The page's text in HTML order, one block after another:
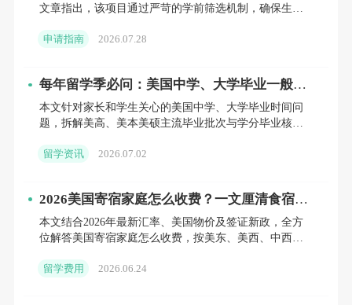
期刊特色：由中学生主导的科学研究期
刊，被多所美国优质大学承认，所有投稿文章
均由学生编辑和评审。
网址：https://www.jsr.org/
参与对象：面向高中生和大学生，国籍和
文章指出，该项目通过严苛的学前筛选机制，确保生源
化培训。内容
申请指南 2026.07.28
每年留学季必问：美国中学、大学毕业一般是
什么时候？一次性讲清楚
本文针对家长和学生关心的美国中学、大学毕业时间问
题，拆解美高、美本美硕主流毕业批次与学分毕业核心
备选方案，解读当
留学资讯 2026.07.02
2026美国寄宿家庭怎么收费？一文厘清食宿杂
费、隐藏开销与省钱避坑指南
本文结合2026年最新汇率、美国物价及签证新政，全方
位解答美国寄宿家庭怎么收费，按美东、美西、中西部
接机费、假期
留学费用 2026.06.24